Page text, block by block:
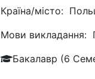
Країна/місто:
Мови викладання:
Бакалавр (6